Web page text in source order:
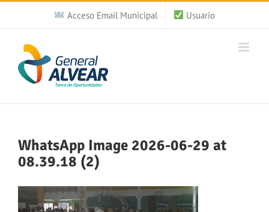
Saltar
contenido
Acceso Email Municipal Usuario
WhatsApp Image 2026-06-29 at
08.39.18 (2)